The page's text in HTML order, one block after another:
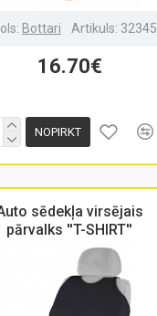
Bottari Artikuls: 32345
16.70€
NOPIRKT
sēdekļa virsējais
pārvalks ''T-SHIRT''